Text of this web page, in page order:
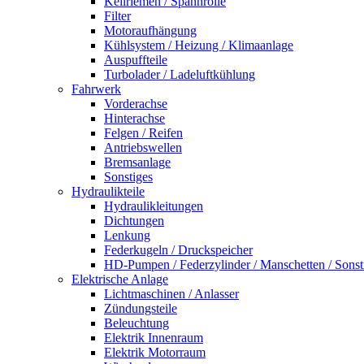
Filter
Motoraufhängung
Kühlsystem / Heizung / Klimaanlage
Auspuffteile
Turbolader / Ladeluftkühlung
Fahrwerk
Vorderachse
Hinterachse
Felgen / Reifen
Antriebswellen
Bremsanlage
Sonstiges
Hydraulikteile
Hydraulikleitungen
Dichtungen
Lenkung
Federkugeln / Druckspeicher
HD-Pumpen / Federzylinder / Manschetten /
Elektrische Anlage
Lichtmaschinen / Anlasser
Zündungsteile
Beleuchtung
Elektrik Innenraum
Elektrik Motorraum